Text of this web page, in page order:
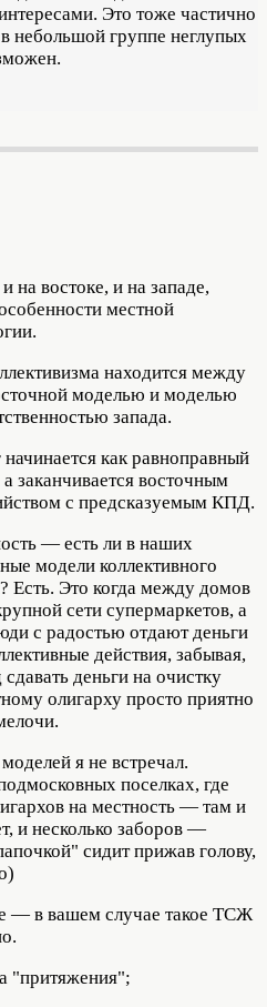
Это тоже частично
небольшой группе неглупых
на востоке, и на западе,
местной
находится между
моделью и моделью
запада.
как равноправный
заканчивается восточным
с предсказуемым КПД.
— есть ли в наших
модели коллективного
Есть. Это когда между домов
сети супермаркетов, а
с радостью отдают деньги
действия, забывая,
деньги на очистку
олигарху просто приятно
я не встречал.
поселках, где
на местность — там и
и несколько заборов —
сидит прижав голову,
— в вашем случае такое ТСЖ
"притяжения";